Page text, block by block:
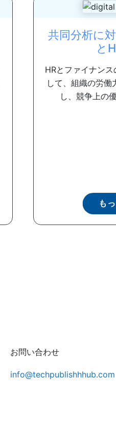
共同分析に
と
HRとファイナン
して、組織の労働
し、競争上の
も
お問い合わせ
info@techpublishhhub.com